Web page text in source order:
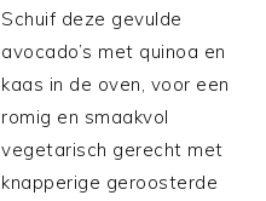
Schuif deze gevulde
avocado’s met quinoa en
kaas in de oven, voor een
romig en smaakvol
vegetarisch gerecht met
knapperige geroosterde